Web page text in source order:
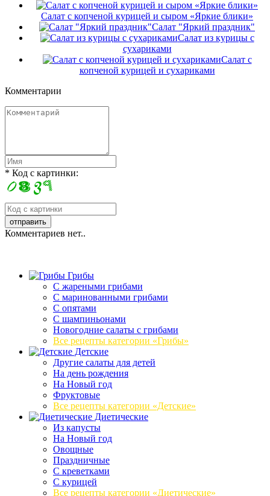
Салат с копченой курицей и сыром «Яркие блики»
Салат "Яркий праздник"
Салат из курицы с
сухариками
Салат с
копченой курицей и сухариками
Комментарии
* Код с картинки:
Комментариев нет..
Грибы
C жареными грибами
C маринованными грибами
C опятами
C шампиньонами
Новогодние салаты с грибами
Все рецепты категории «Грибы»
Детские
Другие салаты для детей
На день рождения
На Новый год
Фруктовые
Все рецепты категории «Детские»
Диетические
Из капусты
На Новый год
Овощные
Праздничные
С креветками
С курицей
Все рецепты категории «Диетические»